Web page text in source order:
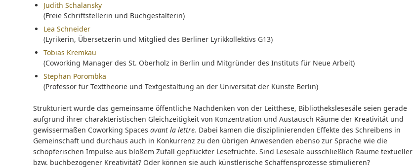
Judith Schalansky
(Freie Schriftstellerin und Buchgestalterin)
Lea Schneider
(Lyrikerin, Übersetzerin und Mitglied des Berliner Lyrikkollektivs G13)
Tobias Kremkau
(Coworking Manager des St. Oberholz in Berlin und Mitgründer des Instituts für Neue Arbeit)
Stephan Porombka
(Professor für Texttheorie und Textgestaltung an der Universität der Künste Berlin)
Strukturiert wurde das gemeinsame öffentliche Nachdenken von der Leitthese, Bibliothekslesesäle seien gerade
aufgrund ihrer charakteristischen Gleichzeitigkeit von Konzentration und Austausch Räume der Kreativität und
gewissermaßen Coworking Spaces avant la lettre. Dabei kamen die disziplinierenden Effekte des Schreibens in
Gemeinschaft und durchaus auch in Konkurrenz zu den übrigen Anwesenden ebenso zur Sprache wie die
schöpferischen Impulse aus bloßem Zufall gepflückter Lesefrüchte. Sind Lesesäle ausschließlich Räume textueller
bzw. buchbezogener Kreativität? Oder können sie auch künstlerische Schaffensprozesse stimulieren?